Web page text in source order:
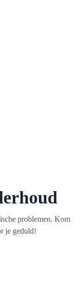
problemen. Kom
je geduld!